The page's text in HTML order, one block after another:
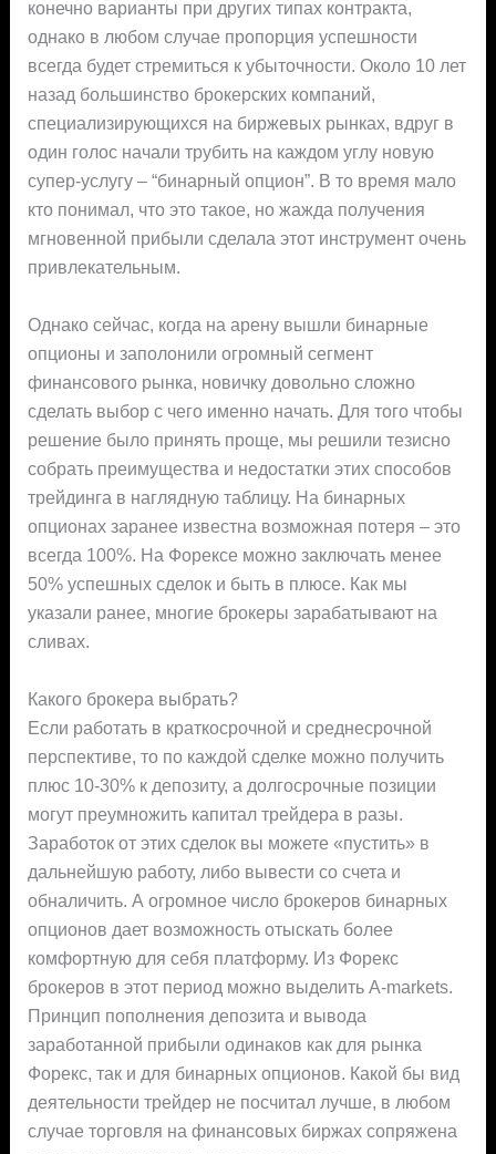
конечно варианты при других типах контракта,
однако в любом случае пропорция успешности
всегда будет стремиться к убыточности. Около 10 лет
назад большинство брокерских компаний,
специализирующихся на биржевых рынках, вдруг в
один голос начали трубить на каждом углу новую
супер-услугу – “бинарный опцион”. В то время мало
кто понимал, что это такое, но жажда получения
мгновенной прибыли сделала этот инструмент очень
привлекательным.
Однако сейчас, когда на арену вышли бинарные
опционы и заполонили огромный сегмент
финансового рынка, новичку довольно сложно
сделать выбор с чего именно начать. Для того чтобы
решение было принять проще, мы решили тезисно
собрать преимущества и недостатки этих способов
трейдинга в наглядную таблицу. На бинарных
опционах заранее известна возможная потеря – это
всегда 100%. На Форексе можно заключать менее
50% успешных сделок и быть в плюсе. Как мы
указали ранее, многие брокеры зарабатывают на
сливах.
Какого брокера выбрать?
Если работать в краткосрочной и среднесрочной
перспективе, то по каждой сделке можно получить
плюс 10-30% к депозиту, а долгосрочные позиции
могут преумножить капитал трейдера в разы.
Заработок от этих сделок вы можете «пустить» в
дальнейшую работу, либо вывести со счета и
обналичить. А огромное число брокеров бинарных
опционов дает возможность отыскать более
комфортную для себя платформу. Из Форекс
брокеров в этот период можно выделить A-markets.
Принцип пополнения депозита и вывода
заработанной прибыли одинаков как для рынка
Форекс, так и для бинарных опционов. Какой бы вид
деятельности трейдер не посчитал лучше, в любом
случае торговля на финансовых биржах сопряжена